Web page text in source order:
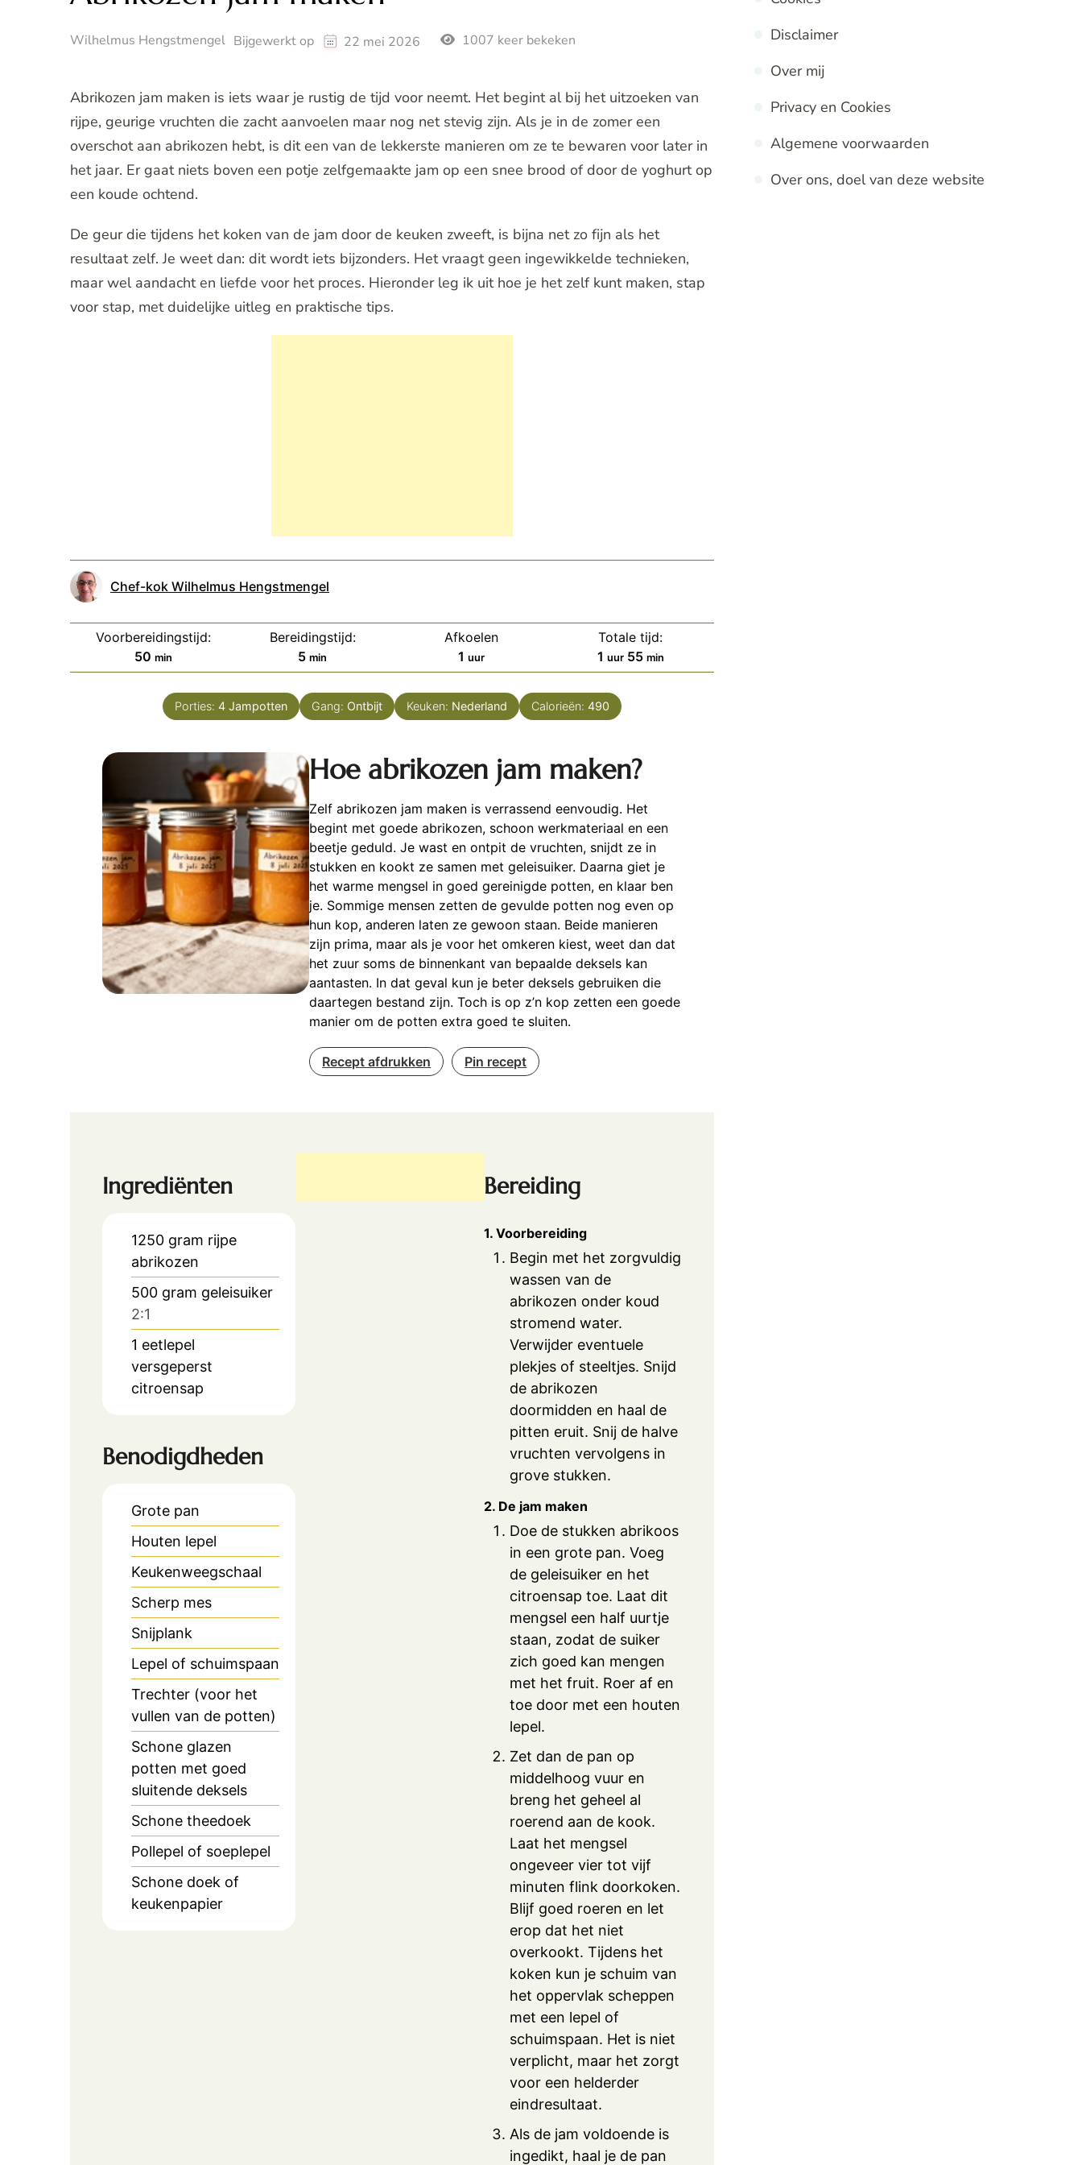
Wilhelmus Hengstmengel Bijgewerkt op 22 mei 2026 1007 keer bekeken
Abrikozen jam maken is iets waar je rustig de tijd voor neemt. Het begint al bij het uitzoeken van
rijpe, geurige vruchten die zacht aanvoelen maar nog net stevig zijn. Als je in de zomer een
overschot aan abrikozen hebt, is dit een van de lekkerste manieren om ze te bewaren voor later in
het jaar. Er gaat niets boven een potje zelfgemaakte jam op een snee brood of door de yoghurt op
een koude ochtend.
De geur die tijdens het koken van de jam door de keuken zweeft, is bijna net zo fijn als het
resultaat zelf. Je weet dan: dit wordt iets bijzonders. Het vraagt geen ingewikkelde technieken,
maar wel aandacht en liefde voor het proces. Hieronder leg ik uit hoe je het zelf kunt maken, stap
voor stap, met duidelijke uitleg en praktische tips.
Chef-kok Wilhelmus Hengstmengel
Voorbereidingstijd:
50 minuten
min
Bereidingstijd:
5minuten
min
Afkoelen
1 uur
uur
Totale tijd:
1 uur
uur 55minuten
min
Porties: 4 Jampotten Gang: Ontbijt Keuken: Nederland Calorieën: 490
Hoe abrikozen jam maken?
Zelf abrikozen jam maken is verrassend eenvoudig. Het
begint met goede abrikozen, schoon werkmateriaal en een
beetje geduld. Je wast en ontpit de vruchten, snijdt ze in
stukken en kookt ze samen met geleisuiker. Daarna giet je
het warme mengsel in goed gereinigde potten, en klaar ben
je. Sommige mensen zetten de gevulde potten nog even op
hun kop, anderen laten ze gewoon staan. Beide manieren
zijn prima, maar als je voor het omkeren kiest, weet dan dat
het zuur soms de binnenkant van bepaalde deksels kan
aantasten. In dat geval kun je beter deksels gebruiken die
daartegen bestand zijn. Toch is op z’n kop zetten een goede
manier om de potten extra goed te sluiten.
Recept afdrukken Pin recept
Ingrediënten
1250 gram rijpe
abrikozen
500 gram geleisuiker
2:1
1 eetlepel
versgeperst
citroensap
Benodigdheden
Grote pan
Houten lepel
Keukenweegschaal
Scherp mes
Snijplank
Lepel of schuimspaan
Trechter (voor het
vullen van de potten)
Schone glazen
potten met goed
sluitende deksels
Schone theedoek
Pollepel of soeplepel
Schone doek of
keukenpapier
Bereiding
1. Voorbereiding
Begin met het zorgvuldig
wassen van de
abrikozen onder koud
stromend water.
Verwijder eventuele
plekjes of steeltjes. Snijd
de abrikozen
doormidden en haal de
pitten eruit. Snij de halve
vruchten vervolgens in
grove stukken.
2. De jam maken
Doe de stukken abrikoos
in een grote pan. Voeg
de geleisuiker en het
citroensap toe. Laat dit
mengsel een half uurtje
staan, zodat de suiker
zich goed kan mengen
met het fruit. Roer af en
toe door met een houten
lepel.
Zet dan de pan op
middelhoog vuur en
breng het geheel al
roerend aan de kook.
Laat het mengsel
ongeveer vier tot vijf
minuten flink doorkoken.
Blijf goed roeren en let
erop dat het niet
overkookt. Tijdens het
koken kun je schuim van
het oppervlak scheppen
met een lepel of
schuimspaan. Het is niet
verplicht, maar het zorgt
voor een helderder
eindresultaat.
Als de jam voldoende is
ingedikt, haal je de pan
Disclaimer
Over mij
Privacy en Cookies
Algemene voorwaarden
Over ons, doel van deze website